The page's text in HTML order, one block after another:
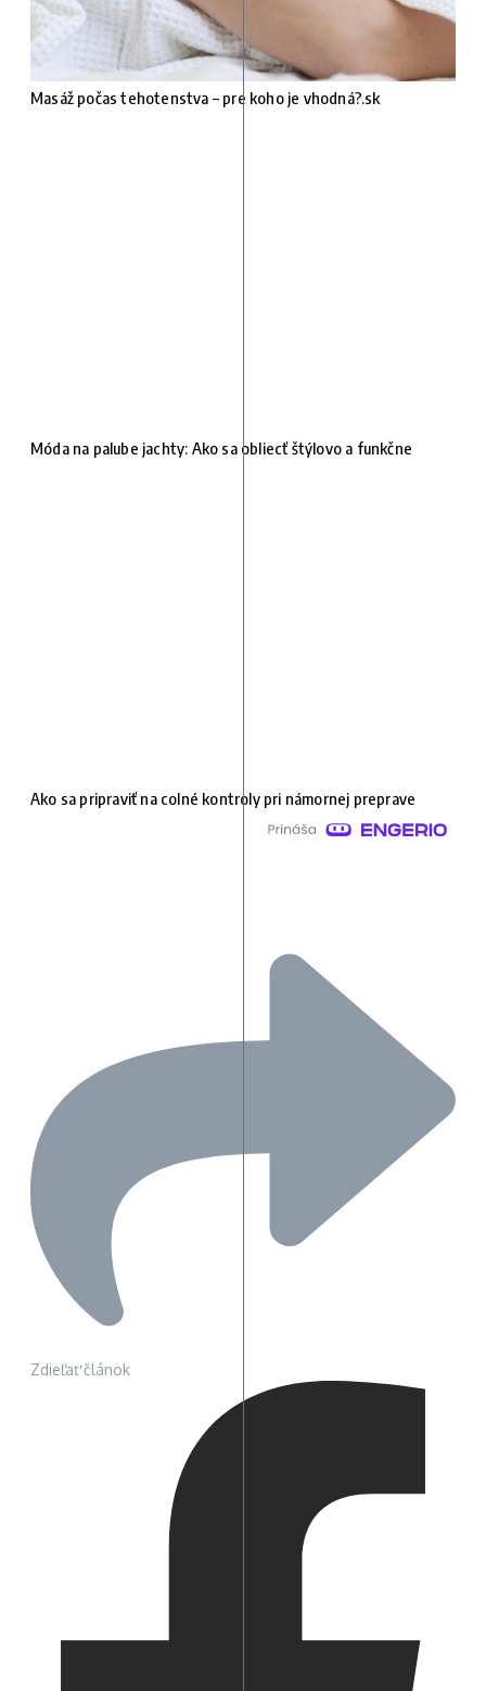
Masáž počas tehotenstva – pre koho je vhodná?.sk
Móda na palube jachty: Ako sa obliecť štýlovo a funkčne
Ako sa pripraviť na colné kontroly pri námornej preprave
Zdieľať článok